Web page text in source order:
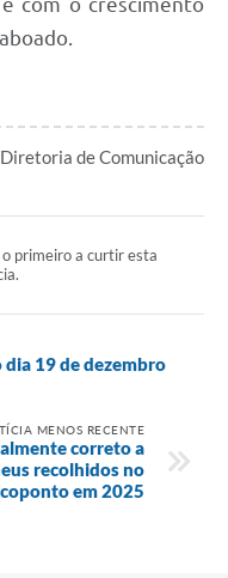
Diretoria de Comunicação
o primeiro a curtir esta
19 de dezembro
MENOS RECENTE
correto a
recolhidos no
em 2025